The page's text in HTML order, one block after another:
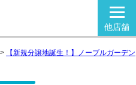
他店舗
> 【新規分譲地誕生！】ノーブルガーデン